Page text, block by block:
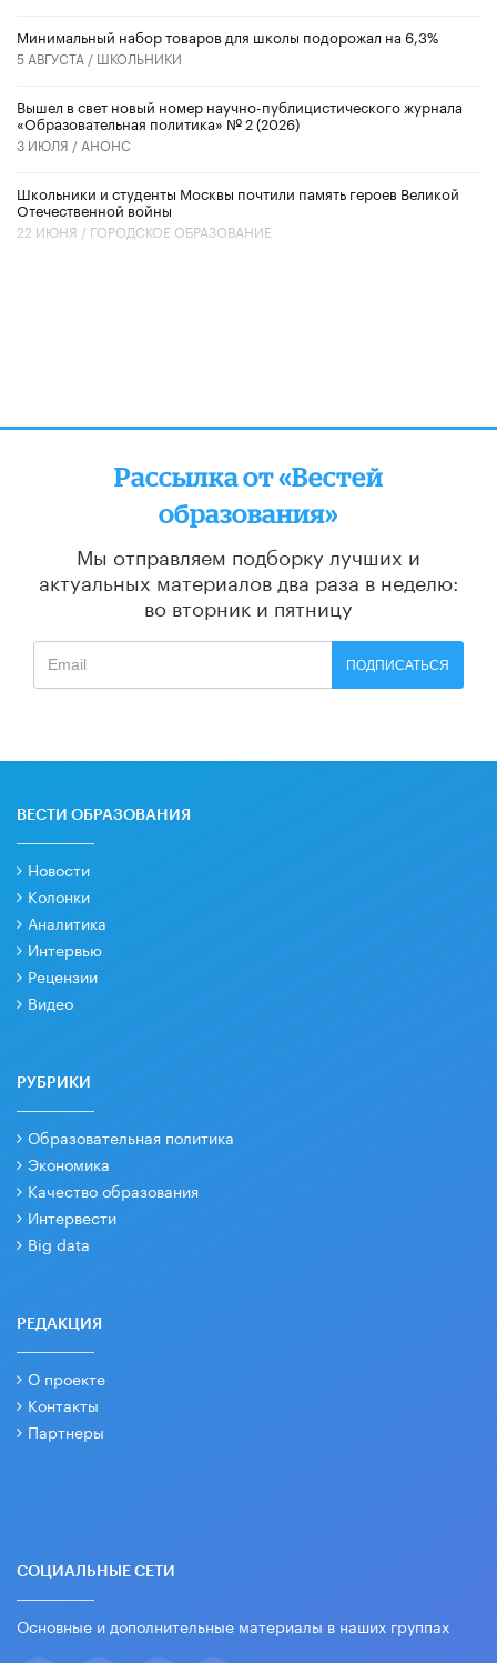
Минимальный набор товаров для школы подорожал на 6,3%
5 АВГУСТА / ШКОЛЬНИКИ
Вышел в свет новый номер научно-публицистического журнала
«Образовательная политика» № 2 (2026)
3 ИЮЛЯ / АНОНС
Школьники и студенты Москвы почтили память героев Великой
Отечественной войны
22 ИЮНЯ / ГОРОДСКОЕ ОБРАЗОВАНИЕ
Рассылка от «Вестей
образования»
Мы отправляем подборку лучших и
актуальных материалов два раза в неделю:
во вторник и пятницу
ПОДПИСАТЬСЯ
ВЕСТИ ОБРАЗОВАНИЯ
Новости
Колонки
Аналитика
Интервью
Рецензии
Видео
РУБРИКИ
Образовательная политика
Экономика
Качество образования
Интервести
Big data
РЕДАКЦИЯ
О проекте
Контакты
Партнеры
СОЦИАЛЬНЫЕ СЕТИ
Основные и дополнительные материалы в наших группах